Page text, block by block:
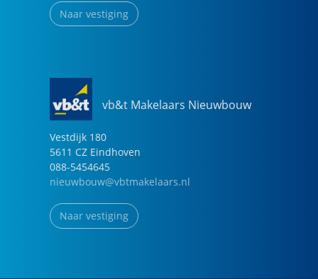
Naar vestiging
vb&t Makelaars Nieuwbouw
Vestdijk 180
5611 CZ Eindhoven
088-5454645
nieuwbouw@vbtmakelaars.nl
Naar vestiging